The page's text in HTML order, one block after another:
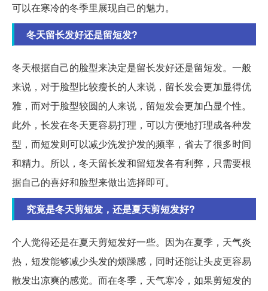
可以在寒冷的冬季里展现自己的魅力。
冬天留长发好还是留短发?
冬天根据自己的脸型来决定是留长发好还是留短发。一般
来说，对于脸型比较瘦长的人来说，留长发会更加显得优
雅，而对于脸型较圆的人来说，留短发会更加凸显个性。
此外，长发在冬天更容易打理，可以方便地打理成各种发
型，而短发则可以减少洗发护发的频率，省去了很多时间
和精力。所以，冬天留长发和留短发各有利弊，只需要根
据自己的喜好和脸型来做出选择即可。
究竟是冬天剪短发，还是夏天剪短发好?
个人觉得还是在夏天剪短发好一些。因为在夏季，天气炎
热，短发能够减少头发的烦躁感，同时还能让头皮更容易
散发出凉爽的感觉。而在冬季，天气寒冷，如果剪短发的